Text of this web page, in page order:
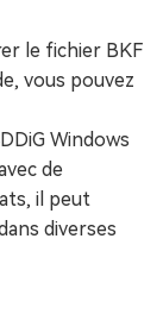
le fichier BKF
vous pouvez
Windows
de
il peut
diverses